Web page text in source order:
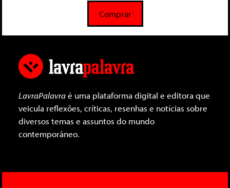
5
Comprar
LavraPalavraé uma plataforma digital e editora que
veicula reflexões, críticas, resenhas e notícias sobre
diversos temas e assuntos do mundo
contemporâneo.